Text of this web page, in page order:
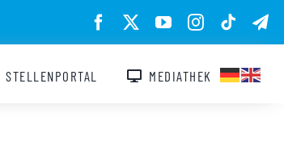
STELLENPORTAL MEDIATHEK